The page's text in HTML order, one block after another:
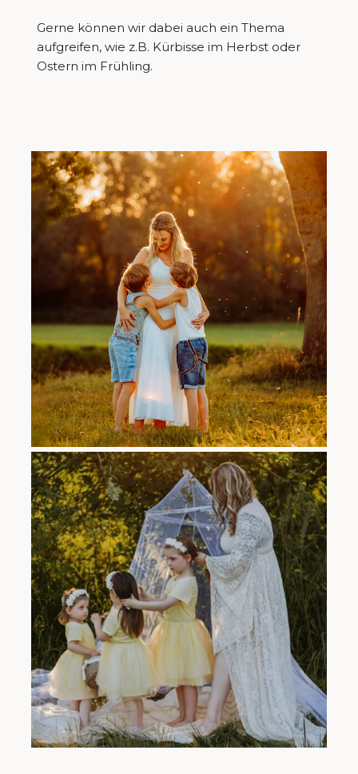
Gerne können wir dabei auch ein Thema
aufgreifen, wie z.B. Kürbisse im Herbst oder
Ostern im Frühling.